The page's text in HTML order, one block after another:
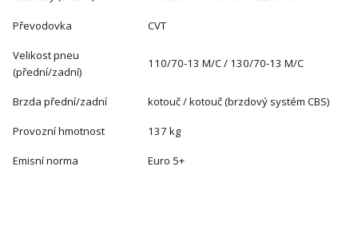
Převodovka CVT
Velikost pneu
(přední/zadní)
110/70-13 M/C / 130/70-13 M/C
Brzda přední/zadní kotouč / kotouč (brzdový systém CBS)
Provozní hmotnost 137 kg
Emisní norma Euro 5+